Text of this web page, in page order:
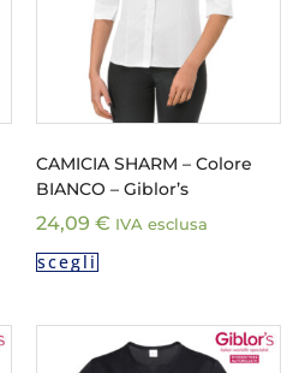
CAMICIA SHARM – Colore
BIANCO – Giblor’s
24,09 € IVA esclusa
scegli